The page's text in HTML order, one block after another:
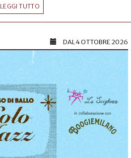
LEGGI TUTTO
DAL4 OTTOBRE 2026